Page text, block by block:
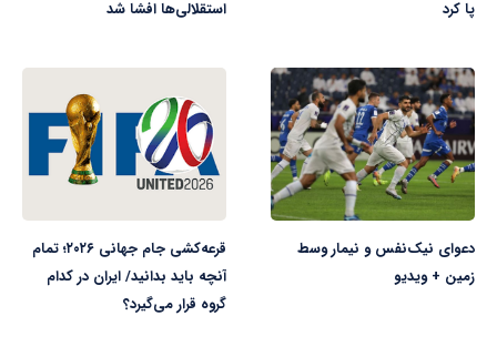
پا کرد استقلالی‌ها افشا شد
دعوای نیک‌نفس و نیمار وسط
زمین + ویدیو
قرعه‌کشی جام جهانی ۲۰۲۶؛ تمام
آنچه باید بدانید/ ایران در کدام
گروه قرار می‌گیرد؟